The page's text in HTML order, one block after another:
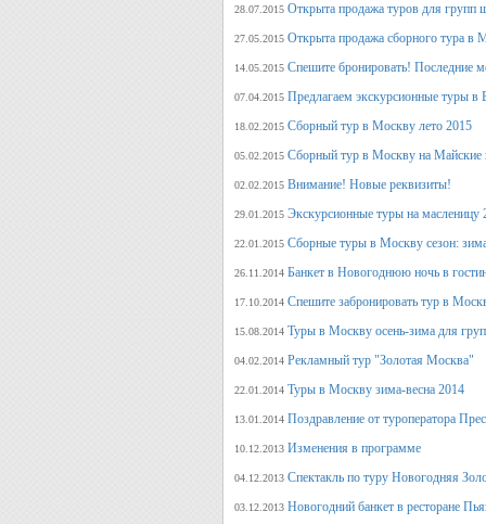
28.07.2015 Открыта продажа туров для групп
27.05.2015 Открыта продажа сборного тура в
14.05.2015 Спешите бронировать! Последние
07.04.2015 Предлагаем экскурсионные туры в
18.02.2015 Сборный тур в Москву лето 2015
05.02.2015 Сборный тур в Москву на Майские
02.02.2015 Внимание! Новые реквизиты!
29.01.2015 Экскурсионные туры на масленицу
22.01.2015 Сборные туры в Москву сезон:
26.11.2014 Банкет в Новогоднюю ночь в
17.10.2014 Спешите забронировать тур в
15.08.2014 Туры в Москву осень-зима для
04.02.2014 Рекламный тур "Золотая Москва"
22.01.2014 Туры в Москву зима-весна 2014
13.01.2014 Поздравление от туроператора
10.12.2013 Изменения в программе
04.12.2013 Спектакль по туру Новогодняя
03.12.2013 Новогодний банкет в ресторане